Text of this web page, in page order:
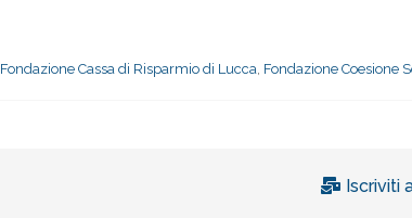
Fondazione Cassa di Risparmio di Lucca, Fondazione Coesione
Iscriviti